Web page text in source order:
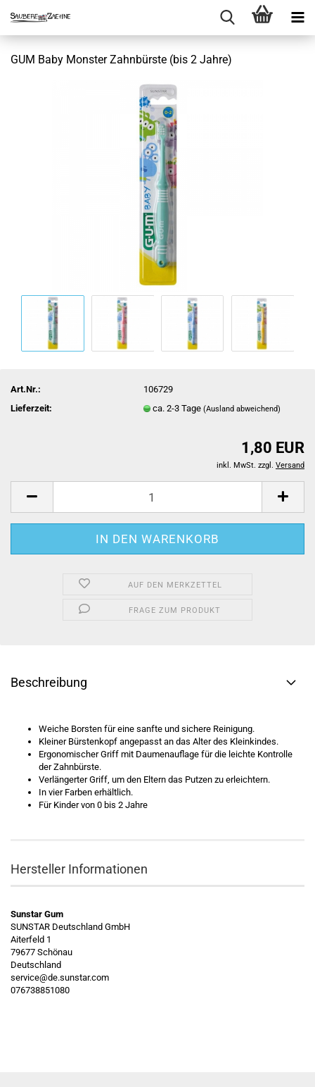
GUM Baby Monster Zahnbürste (bis 2 Jahre)
Art.Nr.:
106729
Lieferzeit:
ca. 2-3 Tage(Ausland abweichend)
1,80 EUR
inkl. MwSt. zzgl. Versand
AUF DEN MERKZETTEL
FRAGE ZUM PRODUKT
Beschreibung
Weiche Borsten für eine sanfte und sichere Reinigung.
Kleiner Bürstenkopf angepasst an das Alter des Kleinkindes.
Ergonomischer Griff mit Daumenauflage für die leichte Kontrolle
der Zahnbürste.
Verlängerter Griff, um den Eltern das Putzen zu erleichtern.
In vier Farben erhältlich.
Für Kinder von 0 bis 2 Jahre
Hersteller Informationen
Sunstar Gum
SUNSTAR Deutschland GmbH
Aiterfeld 1
79677 Schönau
Deutschland
service@de.sunstar.com
076738851080